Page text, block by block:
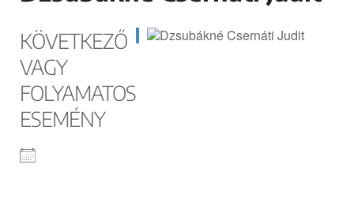
KÖVETKEZŐ
VAGY
FOLYAMATOS
ESEMÉNY